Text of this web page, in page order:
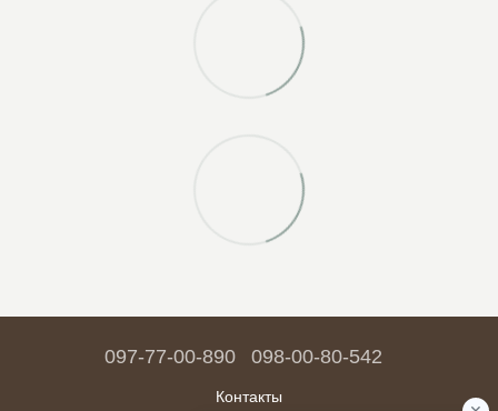
097-77-00-890 098-00-80-542
Контакты